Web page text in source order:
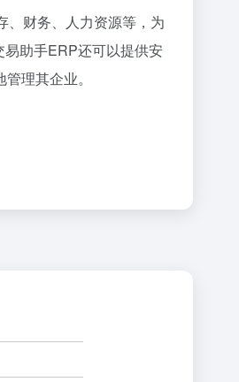
、财务、人力资源等，为
助手ERP还可以提供安
理其企业。